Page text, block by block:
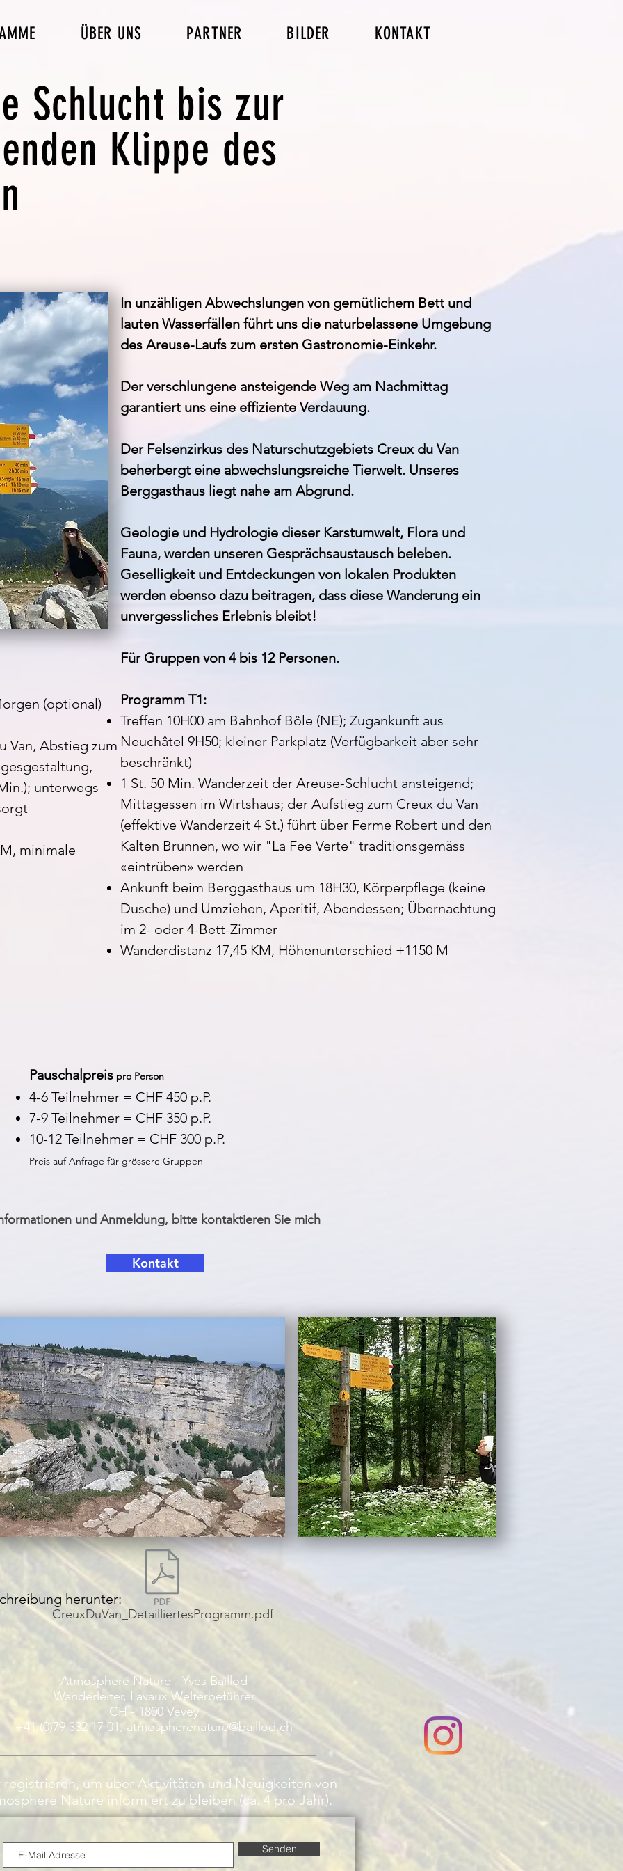
ÜBER UNS PARTNER BILDER KONTAKT
Schlucht bis zur
Klippe des
(optional)
Van, Abstieg zum
unterwegs
minimale
In unzähligen Abwechslungen von gemütlichem Bett und
lauten Wasserfällen führt uns die naturbelassene Umgebung
des Areuse-Laufs zum ersten Gastronomie-Einkehr.
Der verschlungene ansteigende Weg am Nachmittag
garantiert uns eine effiziente Verdauung.
Der Felsenzirkus des Naturschutzgebiets Creux du Van
beherbergt eine abwechslungsreiche Tierwelt. Unseres
Berggasthaus liegt nahe am Abgrund.
Geologie und Hydrologie dieser Karstumwelt, Flora und
Fauna, werden unseren Gesprächsaustausch beleben.
Geselligkeit und Entdeckungen von lokalen Produkten
werden ebenso dazu beitragen, dass diese Wanderung ein
unvergessliches Erlebnis bleibt!
Für Gruppen von 4 bis 12 Personen.
Programm T1:
Treffen 10H00 am Bahnhof Bôle (NE); Zugankunft aus
Neuchâtel 9H50; kleiner Parkplatz (Verfügbarkeit aber sehr
beschränkt)
1 St. 50 Min. Wanderzeit der Areuse-Schlucht ansteigend;
Mittagessen im Wirtshaus; der Aufstieg zum Creux du Van
(effektive Wanderzeit 4 St.) führt über Ferme Robert und den
Kalten Brunnen, wo wir "La Fee Verte" traditionsgemäss
«eintrüben» werden
Ankunft beim Berggasthaus um 18H30, Körperpflege (keine
Dusche) und Umziehen, Aperitif, Abendessen; Übernachtung
im 2- oder 4-Bett-Zimmer
Wanderdistanz 17,45 KM, Höhenunterschied +1150 M
Pauschalpreis pro Person
4-6 Teilnehmer = CHF 450 p.P.
7-9 Teilnehmer = CHF 350 p.P.
10-12 Teilnehmer = CHF 300 p.P.
Preis auf Anfrage für grössere Gruppen
und Anmeldung, bitte kontaktieren Sie mich
Kontakt
CreuxDuVan_DetailliertesProgramm.pdf
herunter:
Atmosphere Nature - Yves Baillod
Wanderleiter, Lavaux Welterbeführer
CH - 1800 Vevey
+41 (0)79 332 17 01, atmospherenature@baillod.ch
registrieren, um über Aktivitäten und Neuigkeiten von
Nature informiert zu bleiben (ca. 4 pro Jahr).
Senden